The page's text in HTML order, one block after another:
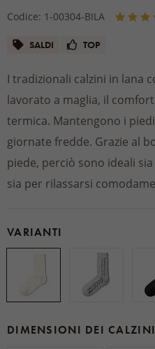
Codice: 1-00304-BILA
SALDI TOP
I tradizionali calzini in lana
lavorato a maglia, il
termica. Mantengono i
giornate fredde. Grazie al
piede, perciò sono ideali
sia per rilassarsi
VARIANTI
DIMENSIONI DEI CALZINI